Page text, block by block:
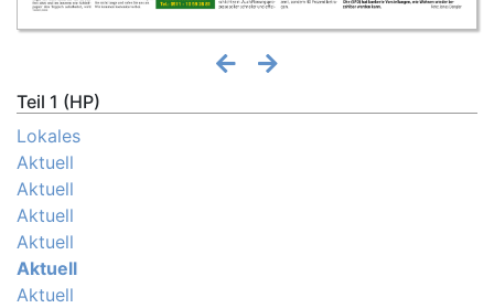
Teil 1 (HP)
Lokales
Aktuell
Aktuell
Aktuell
Aktuell
Aktuell
Aktuell